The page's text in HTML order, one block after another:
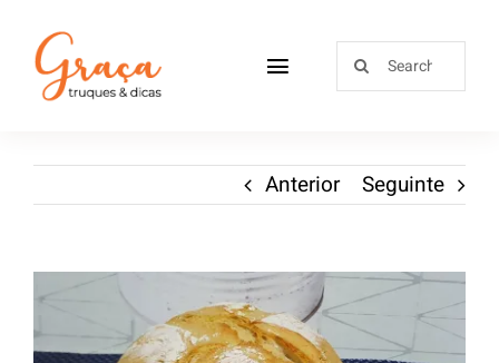
Receitas
Sobre
Loja
Anterior Seguinte